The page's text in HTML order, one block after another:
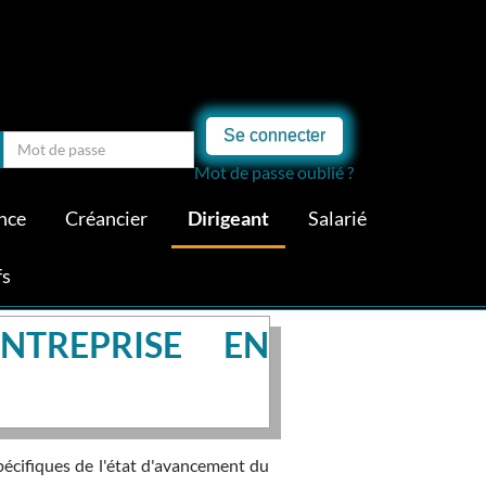
Se connecter
Mot de passe oublié ?
Créancier Dirigeant Salarié
EN
de l'état d'avancement du